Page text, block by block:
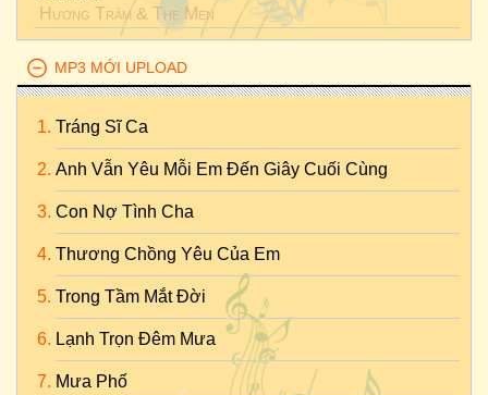
Hương Tràm & The Men
MP3 MỚI UPLOAD
Tráng Sĩ Ca
Anh Vẫn Yêu Mỗi Em Đến Giây Cuối Cùng
Con Nợ Tình Cha
Thương Chồng Yêu Của Em
Trong Tầm Mắt Đời
Lạnh Trọn Đêm Mưa
Mưa Phố